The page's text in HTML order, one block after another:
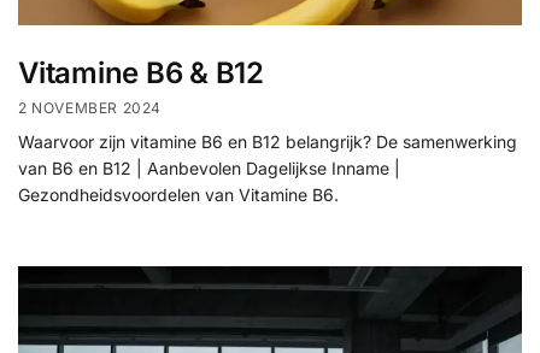
Vitamine B6 & B12
2 NOVEMBER 2024
Waarvoor zijn vitamine B6 en B12 belangrijk? De samenwerking
van B6 en B12 | Aanbevolen Dagelijkse Inname |
Gezondheidsvoordelen van Vitamine B6.